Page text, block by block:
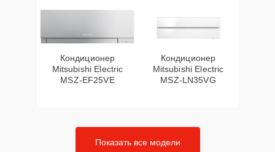
Кондиционер
Mitsubishi Electric
MSZ-EF25VE
Кондиционер
Mitsubishi Electric
MSZ-LN35VG
Показать все модели